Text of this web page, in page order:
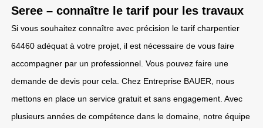
Seree – connaître le tarif pour les travaux
Si vous souhaitez connaître avec précision le tarif charpentier
64460 adéquat à votre projet, il est nécessaire de vous faire
accompagner par un professionnel. Vous pouvez faire une
demande de devis pour cela. Chez Entreprise BAUER, nous
mettons en place un service gratuit et sans engagement. Avec
plusieurs années de compétence dans le domaine, notre équipe